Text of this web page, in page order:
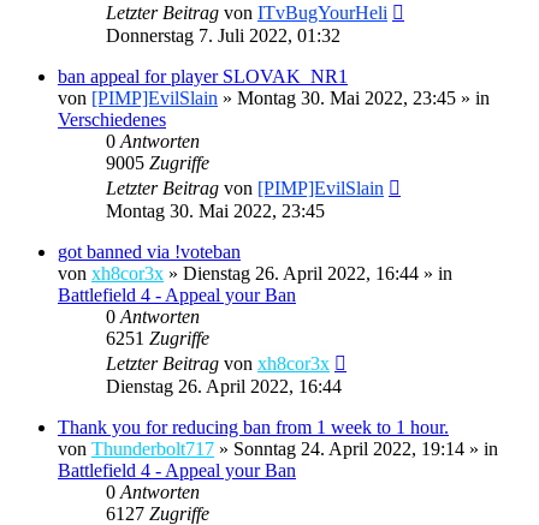
Letzter Beitrag von ITvBugYourHeli
Donnerstag 7. Juli 2022, 01:32
ban appeal for player SLOVAK_NR1
von [PIMP]EvilSlain » Montag 30. Mai 2022, 23:45 » in
Verschiedenes
0 Antworten
9005 Zugriffe
Letzter Beitrag von [PIMP]EvilSlain
Montag 30. Mai 2022, 23:45
got banned via !voteban
von xh8cor3x » Dienstag 26. April 2022, 16:44 » in
Battlefield 4 - Appeal your Ban
0 Antworten
6251 Zugriffe
Letzter Beitrag von xh8cor3x
Dienstag 26. April 2022, 16:44
Thank you for reducing ban from 1 week to 1 hour.
von Thunderbolt717 » Sonntag 24. April 2022, 19:14 » in
Battlefield 4 - Appeal your Ban
0 Antworten
6127 Zugriffe